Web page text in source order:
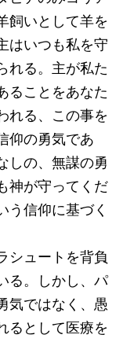
飼いとして羊を
はいつも私を守
れる。主が私た
ることをあなた
れる、この事を
仰の勇気であ
しの、無謀の勇
神が守ってくだ
う信仰に基づく
シュートを背負
る。しかし、パ
気ではなく、愚
るとして医療を